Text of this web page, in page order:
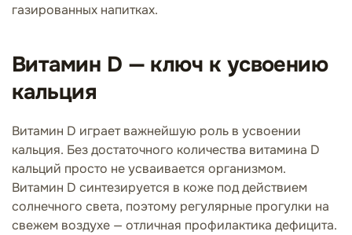
газированных напитках.
Витамин D — ключ к усвоению
кальция
Витамин D играет важнейшую роль в усвоении
кальция. Без достаточного количества витамина D
кальций просто не усваивается организмом.
Витамин D синтезируется в коже под действием
солнечного света, поэтому регулярные прогулки на
свежем воздухе — отличная профилактика дефицита.